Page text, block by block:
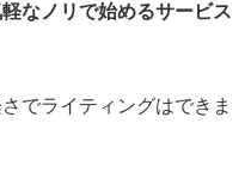
なノリで始めるサービス
でライティングはできま